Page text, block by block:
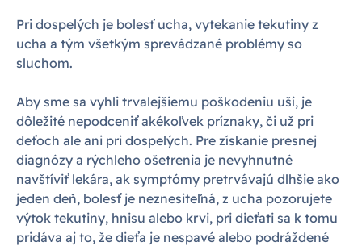
Pri dospelých je bolesť ucha, vytekanie tekutiny z
ucha a tým všetkým sprevádzané problémy so
sluchom.
Aby sme sa vyhli trvalejšiemu poškodeniu uší, je
dôležité nepodceniť akékoľvek príznaky, či už pri
deťoch ale ani pri dospelých. Pre získanie presnej
diagnózy a rýchleho ošetrenia je nevyhnutné
navštíviť lekára, ak symptómy pretrvávajú dlhšie ako
jeden deň, bolesť je neznesiteľná, z ucha pozorujete
výtok tekutiny, hnisu alebo krvi, pri dieťati sa k tomu
pridáva aj to, že dieťa je nespavé alebo podráždené